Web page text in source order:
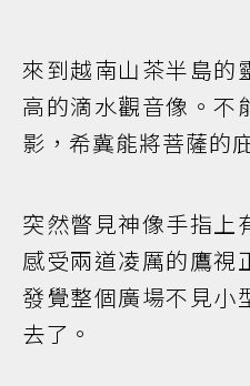
來到越南山茶半島的
高的滴水觀音像。不
影，希冀能將菩薩的
突然瞥見神像手指上
感受兩道凌厲的鷹視
發覺整個廣場不見小
去了。